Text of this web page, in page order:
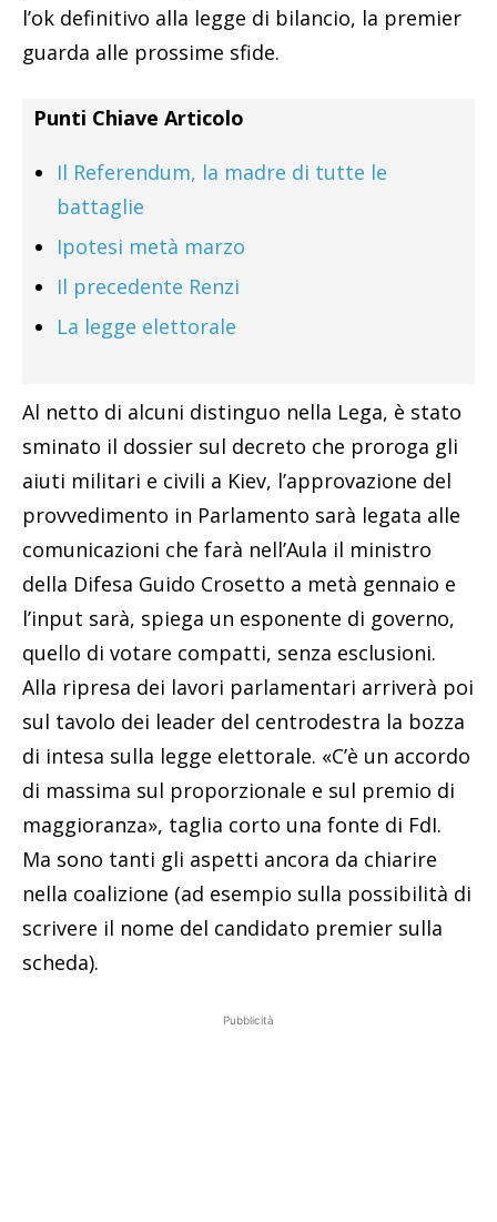
l’ok definitivo alla legge di bilancio, la premier
guarda alle prossime sfide.
Punti Chiave Articolo
Il Referendum, la madre di tutte le
battaglie
Ipotesi metà marzo
Il precedente Renzi
La legge elettorale
Al netto di alcuni distinguo nella Lega, è stato
sminato il dossier sul decreto che proroga gli
aiuti militari e civili a Kiev, l’approvazione del
provvedimento in Parlamento sarà legata alle
comunicazioni che farà nell’Aula il ministro
della Difesa Guido Crosetto a metà gennaio e
l’input sarà, spiega un esponente di governo,
quello di votare compatti, senza esclusioni.
Alla ripresa dei lavori parlamentari arriverà poi
sul tavolo dei leader del centrodestra la bozza
di intesa sulla legge elettorale. «C’è un accordo
di massima sul proporzionale e sul premio di
maggioranza», taglia corto una fonte di FdI.
Ma sono tanti gli aspetti ancora da chiarire
nella coalizione (ad esempio sulla possibilità di
scrivere il nome del candidato premier sulla
scheda).
Pubblicità